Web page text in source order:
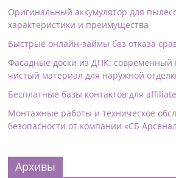
Оригинальный аккумулятор для
характеристики и преимущества
Быстрые онлайн-займы без отказа
Фасадные доски из ДПК: современный
чистый материал для наружной
Бесплатные базы контактов для
Монтажные работы и техническое
безопасности от компании «СБ
Архивы